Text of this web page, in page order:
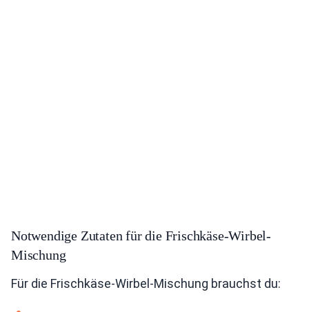
Notwendige Zutaten für die Frischkäse-Wirbel-
Mischung
Für die Frischkäse-Wirbel-Mischung brauchst du: